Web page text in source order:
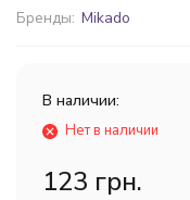
Бренды: Mikado
В наличии:
Нет в наличии
123 грн.